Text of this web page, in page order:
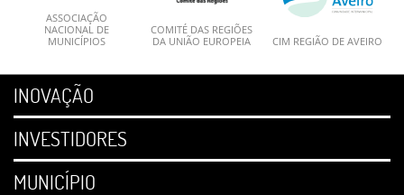
ASSOCIAÇÃO
NACIONAL DE
MUNICÍPIOS
COMITÉ DAS REGIÕES
DA UNIÃO EUROPEIA
CIM REGIÃO DE AVEIRO
INOVAÇÃO
INVESTIDORES
MUNICÍPIO